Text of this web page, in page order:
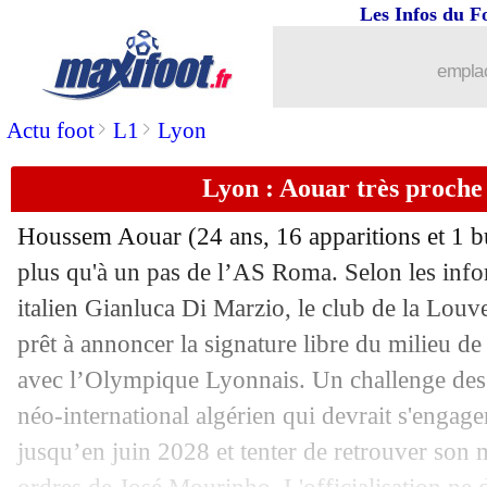
Actu foot> L1 > Lyon
Les Infos du
Lyon : Aouar très proche
Houssem Aouar (24 ans, 16 apparitions et 1
plus qu'à un pas de l’AS Roma. Selon les
italien Gianluca Di Marzio, le club de la
prêt à annoncer la signature libre du milieu
avec l’Olympique Lyonnais. Un challenge
néo-international algérien qui devrait
jusqu’en juin 2028 et tenter de retrouver son
Bayern : Man Utd pense à Goretzka,
06/06 Real: Davies à Madrid, Mendy au
: Al Fateh propose 10 M€ par an
06/06 EdF (f): les 26 Bleues pour la Coupe
06/06 PSG: Campos accélère pour Marcus
06/06 Liverpool : Koné-Thuram, réflexion
06/06 PSG: Nagelsmann attendu à Paris
06/06 Real: le discours d'adieu de Benzema